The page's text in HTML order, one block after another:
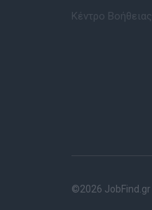
Κέντρο Βοήθειας
©2026 JobFind.gr